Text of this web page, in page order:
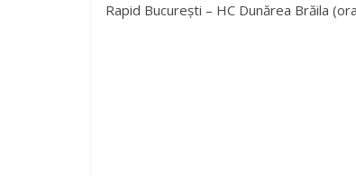
Rapid București – HC Dunărea Brăila